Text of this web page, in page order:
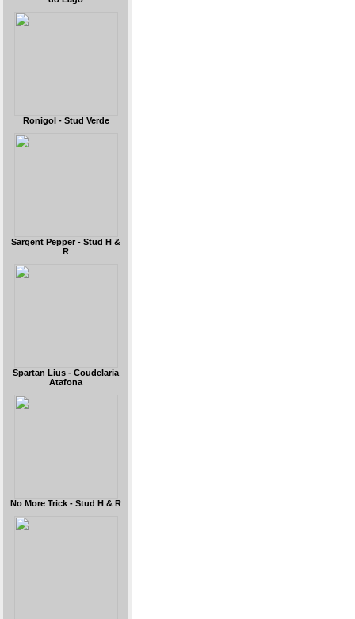
Ronigol - Stud Verde
Sargent Pepper - Stud H &
R
Spartan Lius - Coudelaria
Atafona
No More Trick - Stud H & R